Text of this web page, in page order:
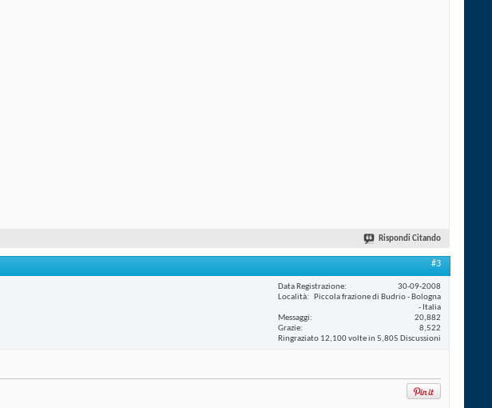
Rispondi Citando
#3
Data Registrazione
30-09-2008
Località
Piccola frazione di Budrio - Bologna
- Italia
Messaggi
20,882
Grazie
8,522
Ringraziato 12,100 volte in 5,805 Discussioni